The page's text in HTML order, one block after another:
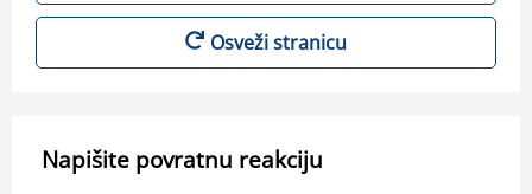
Osveži stranicu
Napišite povratnu reakciju